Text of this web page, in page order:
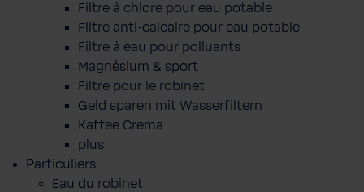
Filtre à chlore pour eau potable
Filtre anti-calcaire pour eau potable
Filtre à eau pour polluants
Magnésium & sport
Filtre pour le robinet
Geld sparen mit Wasserfiltern
Kaffee Crema
plus
Particuliers
Eau du robinet